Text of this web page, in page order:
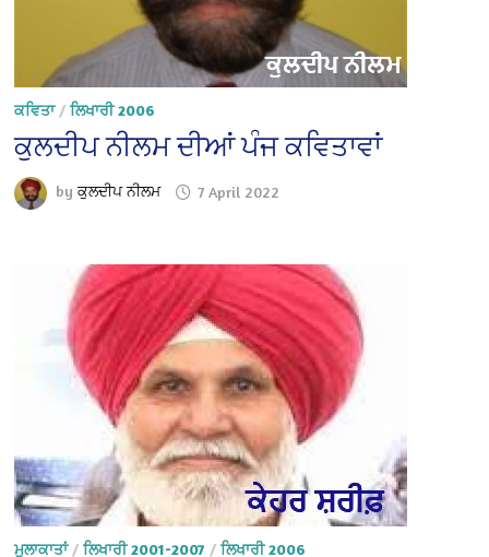
ਕਵਿਤਾ/ਲਿਖਾਰੀ 2006
ਕੁਲਦੀਪ ਨੀਲਮ ਦੀਆਂ ਪੰਜ ਕਵਿਤਾਵਾਂ
byਕੁਲਦੀਪ ਨੀਲਮ 7 April 2022
ਮੁਲਾਕਾਤਾਂ/ਲਿਖਾਰੀ 2001-2007 /ਲਿਖਾਰੀ 2006